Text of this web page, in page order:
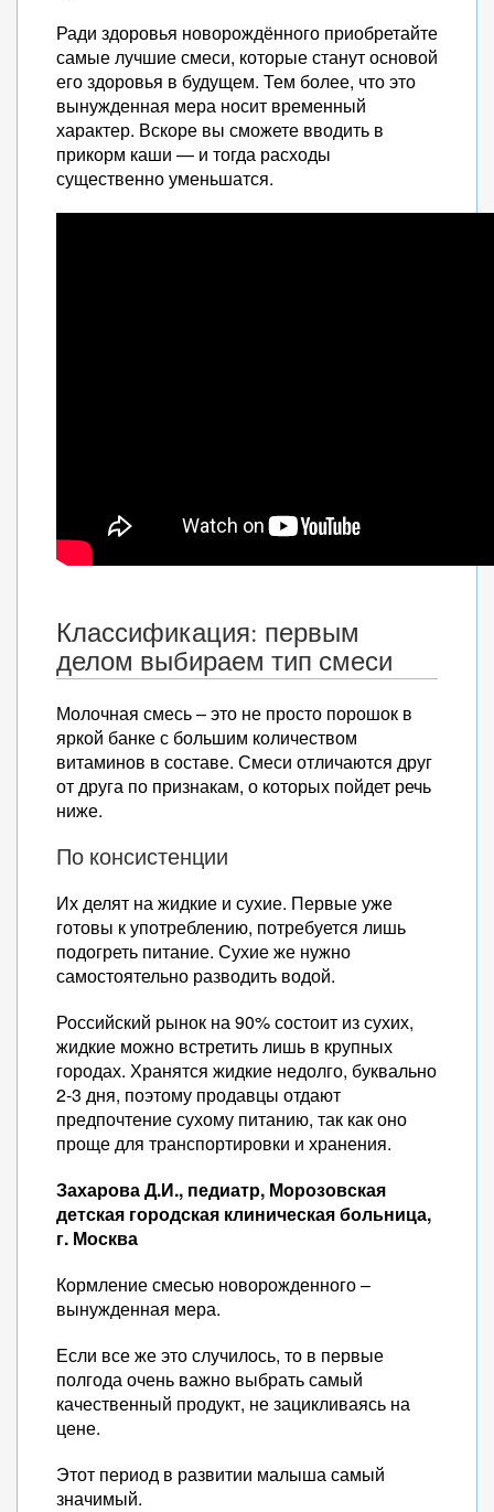
Ради здоровья новорождённого приобретайте
самые лучшие смеси, которые станут основой
его здоровья в будущем. Тем более, что это
вынужденная мера носит временный
характер. Вскоре вы сможете вводить в
прикорм каши — и тогда расходы
существенно уменьшатся.
Классификация: первым
делом выбираем тип смеси
Молочная смесь – это не просто порошок в
яркой банке с большим количеством
витаминов в составе. Смеси отличаются друг
от друга по признакам, о которых пойдет речь
ниже.
По консистенции
Их делят на жидкие и сухие. Первые уже
готовы к употреблению, потребуется лишь
подогреть питание. Сухие же нужно
самостоятельно разводить водой.
Российский рынок на 90% состоит из сухих,
жидкие можно встретить лишь в крупных
городах. Хранятся жидкие недолго, буквально
2-3 дня, поэтому продавцы отдают
предпочтение сухому питанию, так как оно
проще для транспортировки и хранения.
Захарова Д.И., педиатр, Морозовская
детская городская клиническая больница,
г. Москва
Кормление смесью новорожденного –
вынужденная мера.
Если все же это случилось, то в первые
полгода очень важно выбрать самый
качественный продукт, не зацикливаясь на
цене.
Этот период в развитии малыша самый
значимый.